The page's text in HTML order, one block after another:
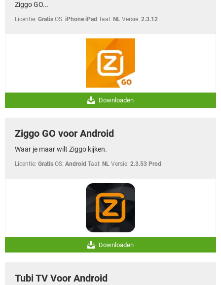
Ziggo GO...
Licentie: Gratis OS: iPhone iPad Taal: NL Versie: 2.3.12
Downloaden
Ziggo GO voor Android
Waar je maar wilt Ziggo kijken.
Licentie: Gratis OS: Android Taal: NL Versie: 2.3.53 Prod
Downloaden
Tubi TV Voor Android